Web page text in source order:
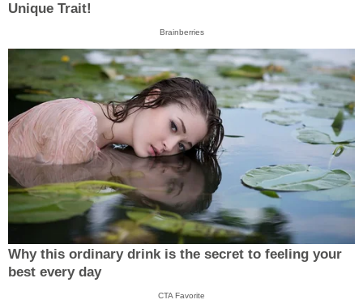
Unique Trait!
Brainberries
Why this ordinary drink is the secret to feeling your
best every day
CTA Favorite